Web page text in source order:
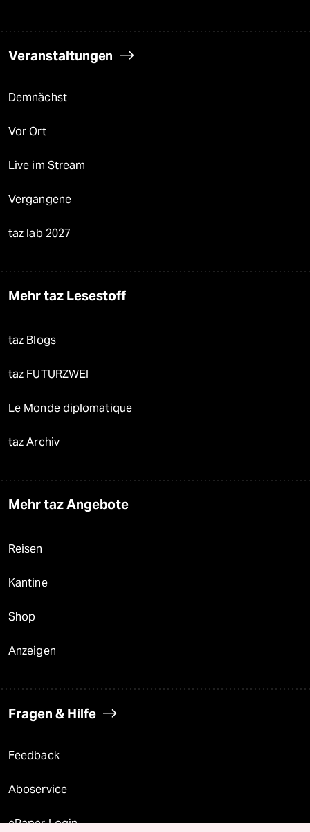
Veranstaltungen
Demnächst
Vor Ort
Live im Stream
Vergangene
taz lab 2027
Mehr taz Lesestoff
taz Blogs
taz FUTURZWEI
Le Monde diplomatique
taz Archiv
Mehr taz Angebote
Reisen
Kantine
Shop
Anzeigen
Fragen & Hilfe
Feedback
Aboservice
ePaper Login